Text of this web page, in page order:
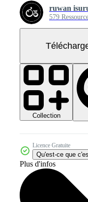
ruwan
579
Collection
Licence Gratuite
Qu'est-ce que
Plus d'infos